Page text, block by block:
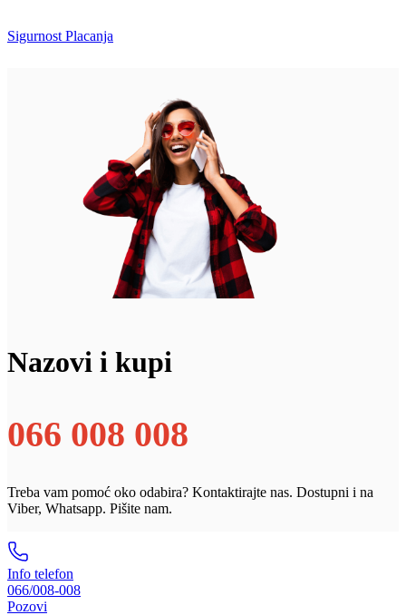
Sigurnost Placanja
Nazovi i kupi
066 008 008
Treba vam pomoć oko odabira? Kontaktirajte nas. Dostupni i na
Viber, Whatsapp. Pišite nam.
Info telefon
066/008-008
Pozovi